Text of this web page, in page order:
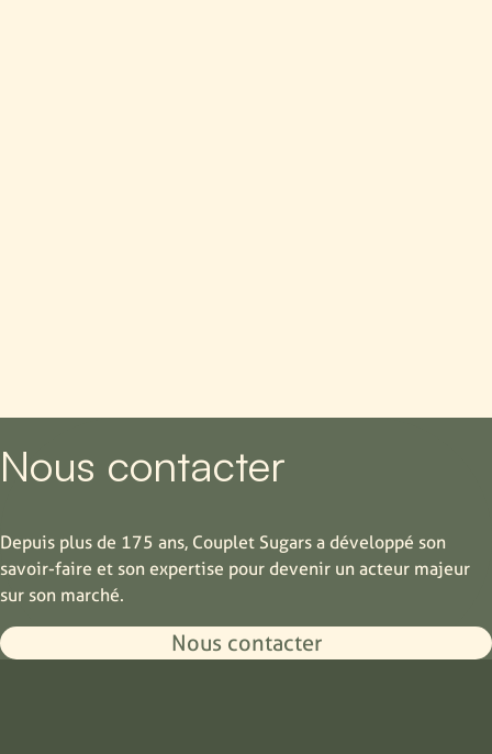
Nous contacter
Depuis plus de 175 ans, Couplet Sugars a développé son
savoir-faire et son expertise pour devenir un acteur majeur
sur son marché.
Nous contacter